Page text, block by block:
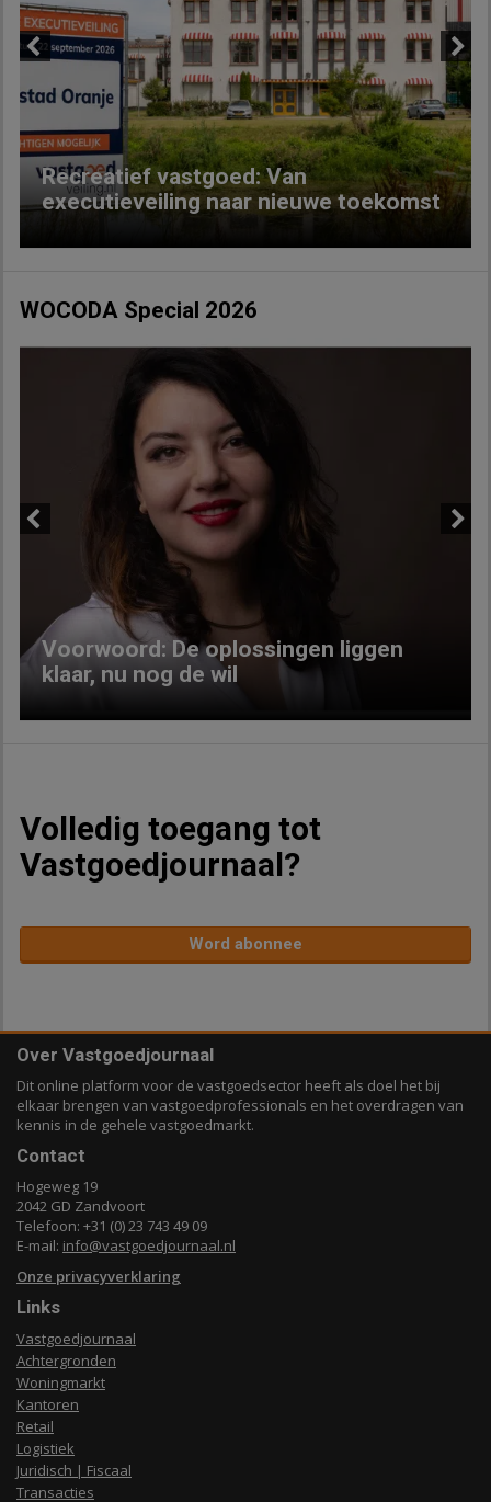
Recreatief vastgoed: Van
executieveiling naar nieuwe toekomst
Next
WOCODA Special 2026
Voorwoord: De oplossingen liggen
klaar, nu nog de wil
Volledig toegang tot
Vastgoedjournaal?
Word abonnee
Over Vastgoedjournaal
Dit online platform voor de vastgoedsector heeft als doel het bij
elkaar brengen van vastgoedprofessionals en het overdragen van
kennis in de gehele vastgoedmarkt.
Contact
Hogeweg 19
2042 GD Zandvoort
Telefoon: +31 (0) 23 743 49 09
E-mail: info@vastgoedjournaal.nl
Onze privacyverklaring
Links
Vastgoedjournaal
Achtergronden
Woningmarkt
Kantoren
Retail
Logistiek
Juridisch | Fiscaal
Transacties